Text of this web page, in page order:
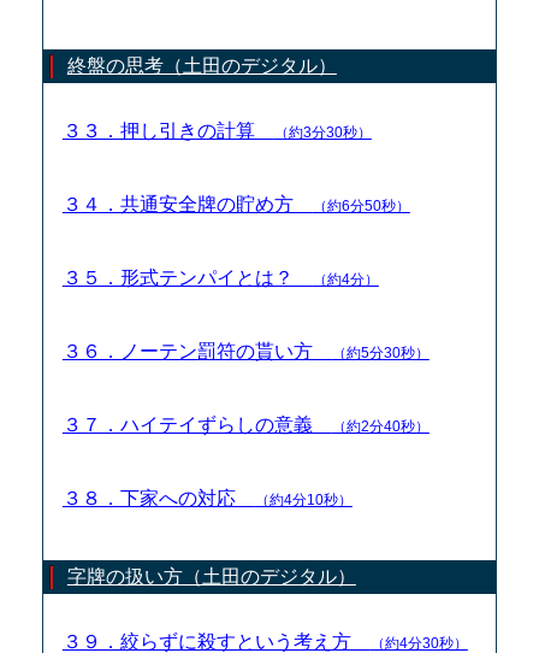
終盤の思考（土田のデジタル）
３３．押し引きの計算 （約3分30秒）
３４．共通安全牌の貯め方 （約6分50秒）
３５．形式テンパイとは？ （約4分）
３６．ノーテン罰符の貰い方 （約5分30秒）
３７．ハイテイずらしの意義 （約2分40秒）
３８．下家への対応 （約4分10秒）
字牌の扱い方（土田のデジタル）
３９．絞らずに殺すという考え方 （約4分30秒）